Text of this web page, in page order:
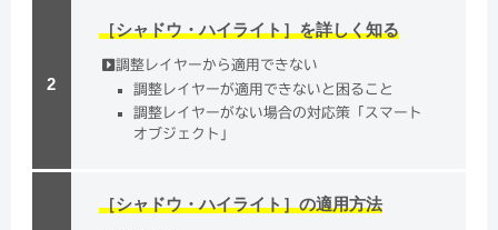
［シャドウ・ハイライト］を詳しく知る
調整レイヤーから適用できない
調整レイヤーが適用できないと困ること
調整レイヤーがない場合の対応策「スマート
オブジェクト」
［シャドウ・ハイライト］の適用方法